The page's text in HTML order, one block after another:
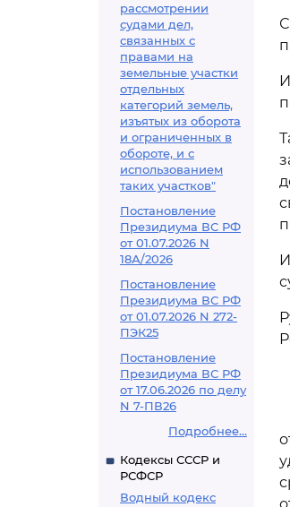
рассмотрении
судами дел,
связанных с
правами на
земельные участки
отдельных
категорий земель,
изъятых из оборота
и ограниченных в
обороте, и с
использованием
таких участков"
Постановление
Президиума ВС РФ
от 01.07.2026 N
18А/2026
Постановление
Президиума ВС РФ
от 01.07.2026 N 272-
ПЭК25
Постановление
Президиума ВС РФ
от 17.06.2026 по делу
N 7-ПВ26
Подробнее...
Кодексы СССР и
РСФСР
Водный кодекс